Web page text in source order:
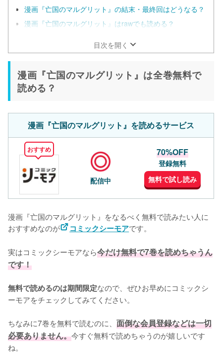
漫画『亡国のマルグリット』の結末・最終回はどうなる？
漫画『亡国のマルグリット』はrawでも読める？
目次を開く
漫画『亡国のマルグリット』は全巻無料で
読める？
漫画『亡国のマルグリット』を読めるサービス
おすすめ
配信中
70%OFF
登録無料
無料で試し読み
漫画『亡国のマルグリット』をなるべく無料で読みたい人に
おすすめなのが
コミックシーモアです。
実はコミックシーモアなら今だけ無料で7巻を読めちゃうん
です！
無料で読めるのは期間限定なので、ぜひお早めにコミックシ
ーモアをチェックしてみてください。
ちなみに7巻を無料で読むのに、 面倒な会員登録などは一切
必要ありません。今すぐ無料で読めちゃうのが嬉しいです
ね。